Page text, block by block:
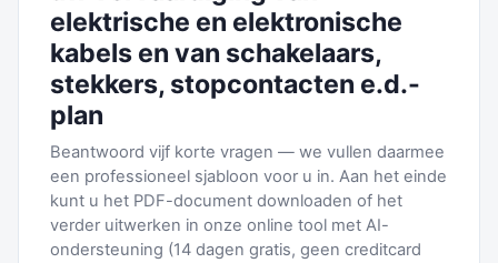
elektrische en elektronische
kabels en van schakelaars,
stekkers, stopcontacten e.d.-
plan
Beantwoord vijf korte vragen — we vullen daarmee
een professioneel sjabloon voor u in. Aan het einde
kunt u het PDF-document downloaden of het
verder uitwerken in onze online tool met AI-
ondersteuning (14 dagen gratis, geen creditcard